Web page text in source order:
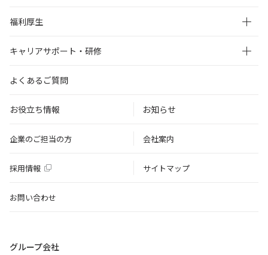
福利厚生
キャリアサポート・研修
よくあるご質問
お役立ち情報 お知らせ
企業のご担当の方 会社案内
採用情報 サイトマップ
お問い合わせ
グループ会社